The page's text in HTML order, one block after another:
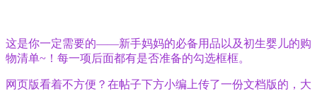
这是你一定需要的——新手妈妈的必备用品以及初生婴儿的购
物清单~！每一项后面都有是否准备的勾选框框。
网页版看着不方便？在帖子下方小编上传了一份文档版的，大